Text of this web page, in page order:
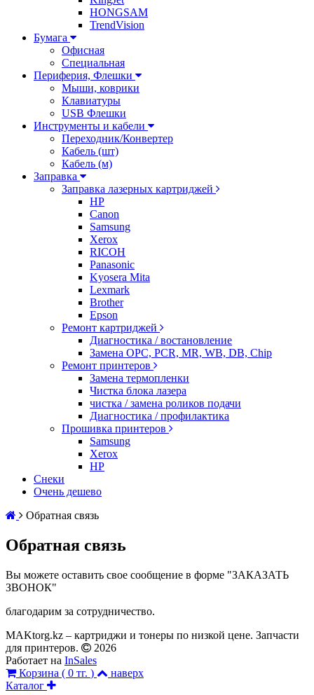
HONGSAM
TrendVision
Бумага
Офисная
Специальная
Периферия, Флешки
Мыши, коврики
Клавиатуры
USB Флешки
Инструменты и кабели
Переходник/Конвертер
Кабель (шт)
Кабель (м)
Заправка
Заправка лазерных картриджей
HP
Canon
Samsung
Xerox
RICOH
Panasonic
Kyosera Mita
Lexmark
Brother
Epson
Ремонт картриджей
Диагностика / востановление
Замена OPC, PCR, MR, WB, DB, Chip
Ремонт принтеров
Замена термопленки
Чистка блока лазера
чистка / замена роликов подачи
Диагностика / профилактика
Прошивка принтеров
Samsung
Xerox
HP
Снеки
Очень дешево
Обратная связь
Обратная связь
Вы можете оставить свое сообщение в форме "ЗАКАЗАТЬ
ЗВОНОК"
благодарим за сотрудничество.
MAKtorg.kz – картриджи и тонеры по низкой цене. Запчасти
для принтеров.
2026
Работает на InSales
Корзина ( 0 тг. )
наверх
Каталог